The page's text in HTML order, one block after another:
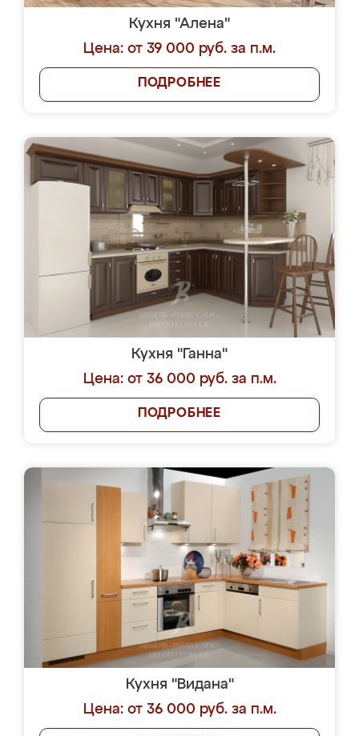
Кухня "Алена"
Цена: от 39 000 руб. за п.м.
ПОДРОБНЕЕ
Кухня "Ганна"
Цена: от 36 000 руб. за п.м.
ПОДРОБНЕЕ
Кухня "Видана"
Цена: от 36 000 руб. за п.м.